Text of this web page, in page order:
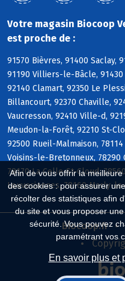
Afin de vous offrir la
des cookies : pour assurer
récolter des statistiques afin
du site et vous proposer
sécurité. Vous pouvez
paramétrant vos
En savoir plus et
Votre magasin Biocoop
est proche de :
91570 Bièvres, 91400 Saclay,
91190 Villiers-le-Bâcle, 91430
92140 Clamart, 92350 Le
Billancourt, 92370 Chaville,
Vaucresson, 92410 Ville-d,
Meudon-la-Forêt, 92210 St-
92500 Rueil-Malmaison,
Voisins-le-Bretonneux, 78290
78170 La Celle-St-Cloud,
Louveciennes, 78160 Marly-
Biocoop.fr